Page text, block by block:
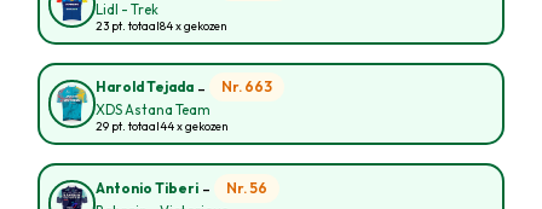
Lidl - Trek
23 pt. totaal84 x gekozen
Harold Tejada - Nr. 663
XDS Astana Team
29 pt. totaal44 x gekozen
Antonio Tiberi - Nr. 56